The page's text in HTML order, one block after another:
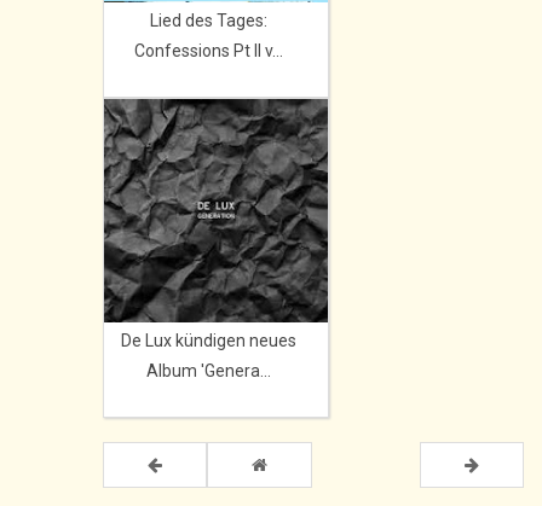
Lied des Tages:
Confessions Pt II v...
De Lux kündigen neues
Album 'Genera...